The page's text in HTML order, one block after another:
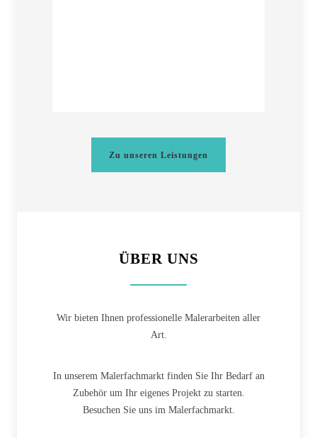
Zu unseren Leistungen
ÜBER UNS
Wir bieten Ihnen professionelle Malerarbeiten aller
Art.
In unserem Malerfachmarkt finden Sie Ihr Bedarf an
Zubehör um Ihr eigenes Projekt zu starten.
Besuchen Sie uns im Malerfachmarkt.